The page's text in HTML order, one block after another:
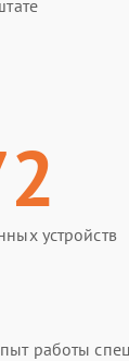
устройств
работы